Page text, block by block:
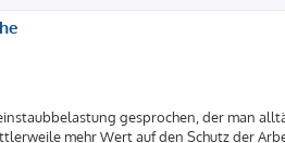
gesprochen, der man
mehr Wert auf den Schutz der